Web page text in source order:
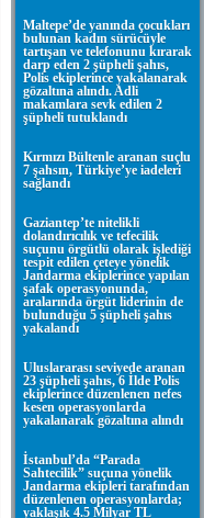
Maltepe’de yanında çocukları
bulunan kadın sürücüyle
tartışan ve telefonunu kırarak
darp eden 2 şüpheli şahıs,
Polis ekiplerince yakalanarak
gözaltına alındı. Adli
makamlara sevk edilen 2
şüpheli tutuklandı
Kırmızı Bültenle aranan suçlu
7 şahsın, Türkiye’ye iadeleri
sağlandı
Gaziantep’te nitelikli
dolandırıcılık ve tefecilik
suçunu örgütlü olarak işlediği
tespit edilen çeteye yönelik
Jandarma ekiplerince yapılan
şafak operasyonunda,
aralarında örgüt liderinin de
bulunduğu 5 şüpheli şahıs
yakalandı
Uluslararası seviyede aranan
23 şüpheli şahıs, 6 İlde Polis
ekiplerince düzenlenen nefes
kesen operasyonlarda
yakalanarak gözaltına alındı
İstanbul’da “Parada
Sahtecilik” suçuna yönelik
Jandarma ekipleri tarafından
düzenlenen operasyonlarda;
yaklaşık 4.5 Milyar TL